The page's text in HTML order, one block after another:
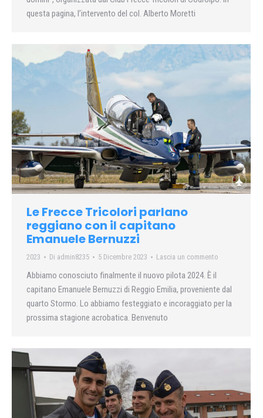
questa pagina, l’intervento del col. Alberto Moretti
Le Frecce Tricolori parlano
reggiano con il capitano
Emanuele Bernuzzi
2023 Di admin8235 5 Dicembre 2023 Lascia un commento
Abbiamo conosciuto finalmente il nuovo pilota 2024. È il
capitano Emanuele Bernuzzi di Reggio Emilia, proveniente dal
quarto Stormo. Lo abbiamo festeggiato e incoraggiato per la
prossima stagione acrobatica. Benvenuto